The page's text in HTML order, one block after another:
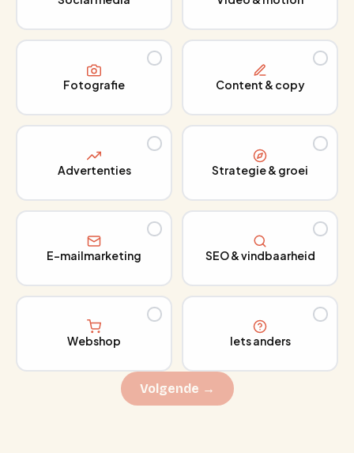
Fotografie Content & copy
Advertenties Strategie & groei
E-mailmarketing SEO & vindbaarheid
Webshop Iets anders
Volgende →